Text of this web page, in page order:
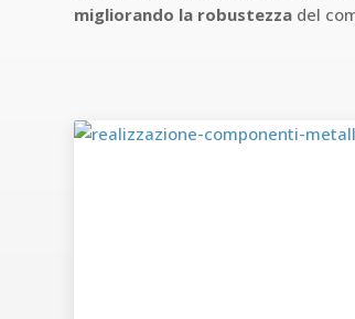
migliorando la robustezza del